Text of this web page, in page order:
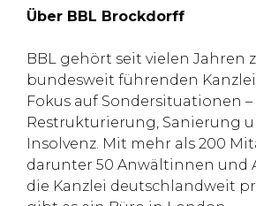
Über BBL Brockdorff
BBL gehört seit vielen Jahren
bundesweit führenden
Fokus auf Sondersituationen –
Restrukturierung, Sanierung
Insolvenz. Mit mehr als 200
darunter 50 Anwältinnen und
die Kanzlei deutschlandweit